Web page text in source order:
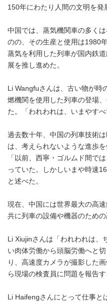
150年にわたり人間の文明を発
中国では、蒸気機関車の多く
のの、その生産と使用は1980
蒸気を利用した列車が国内鉄
展を推し進めた。
Li Wangfuさんは、古い物が時
燃機関を使用した列車の登場
た。「われわれは、いまやすべ
過去数十年、中国の列車技術
は、考えられないような進歩
「以前、西寧・ゴルムド間で
っていた。しかしいまや時速
と述べた。
現在、中国には世界最大の高
共に列車の設備や機器のため
Li Xiujinさんは「われわれは、
い肉体労働から頭脳労働へと
り、高速度カメラが撮影した
ら現場の検査員に問題を報告す
Li Haifengさんにとって仕事と